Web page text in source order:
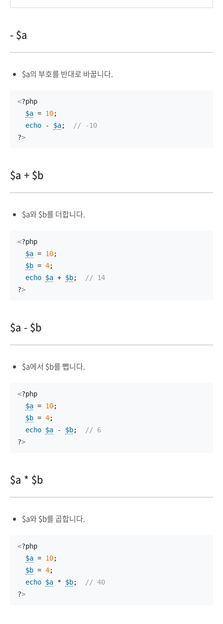
- $a
$a의 부호를 반대로 바꿉니다.
<?php
$a = 10;
echo - $a;
// -10
?>
$a + $b
$a와 $b를 더합니다.
<?php
$a = 10;
$b = 4;
echo $a + $b;
// 14
?>
$a - $b
$a에서 $b를 뺍니다.
<?php
$a = 10;
$b = 4;
echo $a - $b;
// 6
?>
$a * $b
$a와 $b를 곱합니다.
<?php
$a = 10;
$b = 4;
echo $a * $b;
// 40
?>